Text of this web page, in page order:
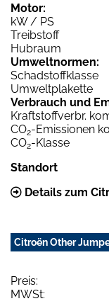
Motor:
kW / PS
Treibstoff
Hubraum
Umweltnormen:
Schadstoffklasse
Umweltplakette
Verbrauch und
Kraftstoffverbr.
CO2-Emissionen
CO2-Klasse
Standort
Details zum
Citroën Other
Preis:
MWSt: